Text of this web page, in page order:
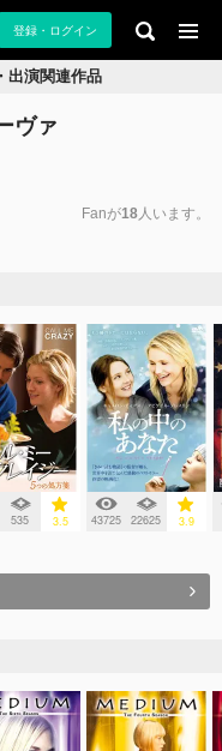
登録・ログイン
出演関連作品
ヴァ
Fanが18人います。
535 3.5 43725 22625 3.9